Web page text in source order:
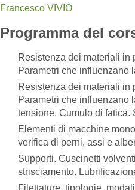
Francesco VIVIO
Programma del
Resistenza dei materiali in
Parametri che influenzano
Resistenza dei materiali in
Parametri che influenzano
tensione. Cumulo di fatica.
Elementi di macchine
verifica di perni, assi e
Supporti. Cuscinetti
strisciamento.
Filettature, tipologie,